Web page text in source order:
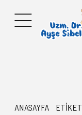
ANASAYFA ETIKET